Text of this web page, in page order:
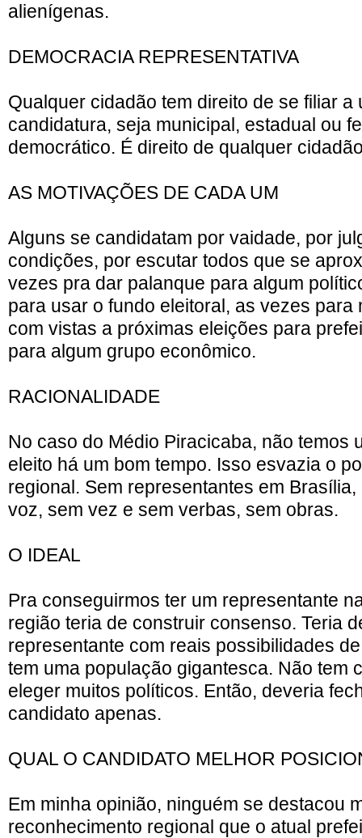
alienígenas.
DEMOCRACIA REPRESENTATIVA
Qualquer cidadão tem direito de se filiar a
candidatura, seja municipal, estadual ou
democrático. É direito de qualquer
AS MOTIVAÇÕES DE CADA UM
Alguns se candidatam por vaidade, por
condições, por escutar todos que se
vezes pra dar palanque para algum
para usar o fundo eleitoral, as vezes para
com vistas a próximas eleições para
para algum grupo econômico.
RACIONALIDADE
No caso do Médio Piracicaba, não temos
eleito há um bom tempo. Isso esvazia o
regional. Sem representantes em
voz, sem vez e sem verbas, sem obras.
O IDEAL
Pra conseguirmos ter um representante
região teria de construir consenso. Teria
representante com reais possibilidades
tem uma população gigantesca. Não tem
eleger muitos políticos. Então, deveria
candidato apenas.
QUAL O CANDIDATO MELHOR
Em minha opinião, ninguém se destacou
reconhecimento regional que o atual